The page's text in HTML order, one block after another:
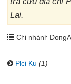
Lai.
Chi nhánh
Plei Ku (1)